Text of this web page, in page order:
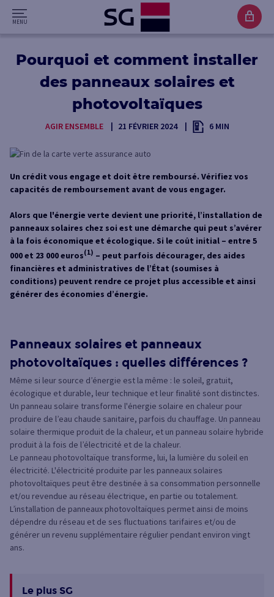
Pourquoi et comment installer
des panneaux solaires et
photovoltaïques
AGIR ENSEMBLE 21 FÉVRIER 2024 6 MIN
Un crédit vous engage et doit être remboursé. Vérifiez vos
capacités de remboursement avant de vous engager.
Alors que l'énergie verte devient une priorité, l’installation de
panneaux solaires chez soi est une démarche qui peut s’avérer
à la fois économique et écologique. Si le coût initial – entre 5
000 et 23 000 euros(1) – peut parfois décourager, des aides
financières et administratives de l’État (soumises à
conditions) peuvent rendre ce projet plus accessible et ainsi
générer des économies d’énergie.
Panneaux solaires et panneaux
photovoltaïques : quelles différences ?
Même si leur source d’énergie est la même : le soleil, gratuit,
écologique et durable, leur technique et leur finalité sont distinctes.
Un panneau solaire transforme l'énergie solaire en chaleur pour
produire de l’eau chaude sanitaire, parfois du chauffage. Un panneau
solaire thermique produit de la chaleur, et un panneau solaire hybride
produit à la fois de l’électricité et de la chaleur.
Le panneau photovoltaïque transforme, lui, la lumière du soleil en
électricité. L'électricité produite par les panneaux solaires
photovoltaïques peut être destinée à sa consommation personnelle
et/ou revendue au réseau électrique, en partie ou totalement.
L’installation de panneaux photovoltaïques permet ainsi de moins
dépendre du réseau et de ses fluctuations tarifaires et/ou de
générer un revenu supplémentaire régulier pendant environ vingt
ans.
Le plus SG